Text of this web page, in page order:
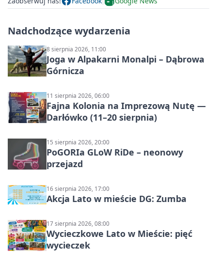
Nadchodzące wydarzenia
8 sierpnia 2026, 11:00
Joga w Alpakarni Monalpi – Dąbrowa
Górnicza
11 sierpnia 2026, 06:00
Fajna Kolonia na Imprezową Nutę —
Darłówko (11–20 sierpnia)
15 sierpnia 2026, 20:00
PoGORIa GLoW RiDe – neonowy
przejazd
16 sierpnia 2026, 17:00
Akcja Lato w mieście DG: Zumba
17 sierpnia 2026, 08:00
Wycieczkowe Lato w Mieście: pięć
wycieczek